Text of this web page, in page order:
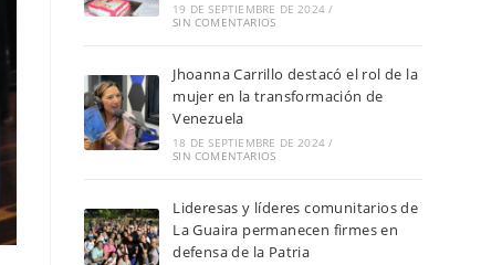
19 DE SEPTIEMBRE DE 2024 /
SIN COMENTARIOS
Jhoanna Carrillo destacó el rol de la
mujer en la transformación de
Venezuela
18 DE SEPTIEMBRE DE 2024 /
SIN COMENTARIOS
Lideresas y líderes comunitarios de
La Guaira permanecen firmes en
defensa de la Patria